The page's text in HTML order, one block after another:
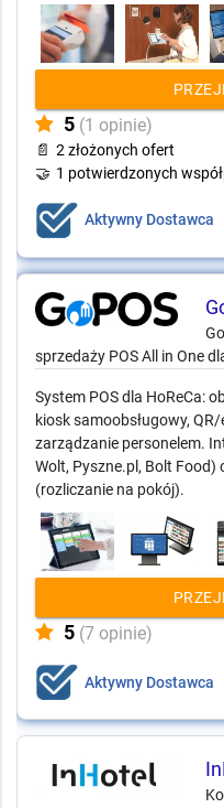
5 (1 opinie)
📄 2 złożonych ofert
🤝 1 potwierdzonych
Aktywny Dostawca
sprzedaży POS All in One
System POS dla HoReCa:
kiosk samoobsługowy,
zarządzanie personelem.
Wolt, Pyszne.pl, Bolt Food)
(rozliczanie na pokój).
5 (7 opinie)
Aktywny Dostawca